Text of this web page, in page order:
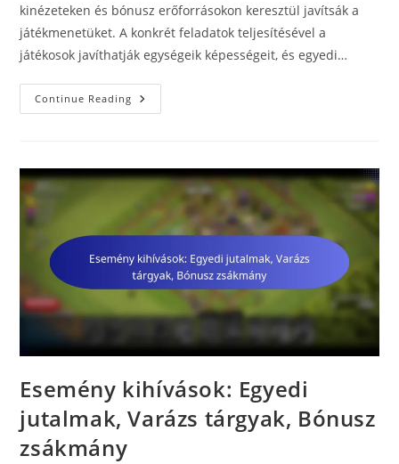
kinézeteken és bónusz erőforrásokon keresztül javítsák a
játékmenetüket. A konkrét feladatok teljesítésével a
játékosok javíthatják egységeik képességeit, és egyedi…
Continue Reading Esemény
Kihívások:
Erőforrások
Esemény kihívások: Egyedi
jutalmak, Varázs tárgyak, Bónusz
zsákmány